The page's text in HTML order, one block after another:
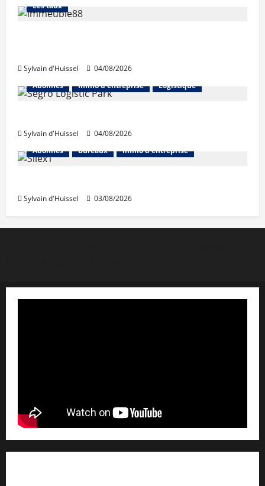
Les taux
Sylvain d'Huissel
04/08/2026
Abonnés
Immo d'entreprise Logistique
Sylvain d'Huissel
04/08/2026
Abonnés
Bureaux Immo d'entreprise
Sylvain d'Huissel 03/08/2026